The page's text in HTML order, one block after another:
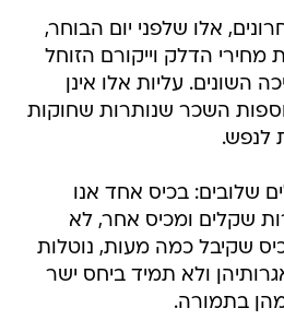
אלו שלפני יום הבוחר,
מחירי הדלק וייקורם הזוחל
השונים. עליות אלו אינן
השכר שנותרות שחוקות
לנפש.
שלובים: בכיס אחד אנו
שקלים ומכיס אחר, לא
שקיבל כמה מעות, נוטלות
ולא תמיד ביחס ישר
בתמורה.